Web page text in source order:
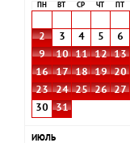
ПН ВТ СР ЧТ
2
3 4 5 6
9
10 11 12 13
16
17 18 19 20
23
24 25 26 27
30
31
ИЮЛЬ